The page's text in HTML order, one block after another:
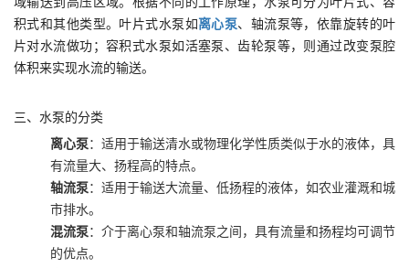
积式和其他类型。叶片式水泵如 离心泵、轴流泵等，依靠旋转的叶
片对水流做功；容积式水泵如活塞泵、齿轮泵等，则通过改变泵腔
体积来实现水流的输送。
三、水泵的分类
离心泵：适用于输送清水或物理化学性质类似于水的液体，具
有流量大、扬程高的特点。
轴流泵：适用于输送大流量、低扬程的液体，如农业灌溉和城
市排水。
混流泵：介于离心泵和轴流泵之间，具有流量和扬程均可调节
的优点。